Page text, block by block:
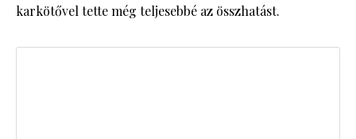
karkötővel tette még teljesebbé az összhatást.